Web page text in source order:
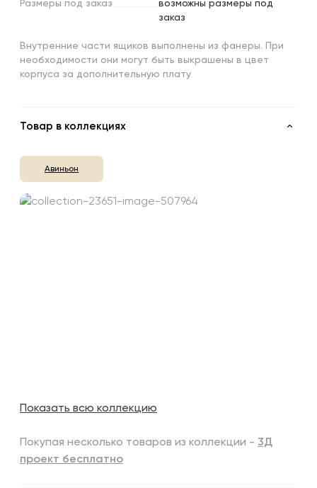
Размеры под заказ
возможны размеры под
заказ
Внутренние части ящиков выполнены из фанеры. При
необходимости они могут быть выкрашены в цвет
корпуса за дополнительную плату
Товар в коллекциях
Авиньон
Показать всю коллекцию
Покупая несколько товаров из коллекции - 3Д
проект бесплатно